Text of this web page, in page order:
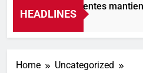
HEADLINES
Nuestros agentes
14 Minutos Ago
Home
Uncategorized